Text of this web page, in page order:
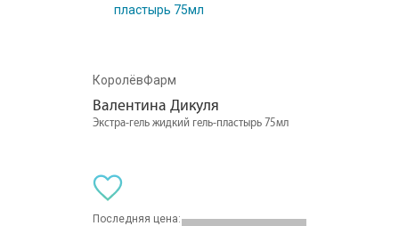
КоролёвФарм
Валентина Дикуля
Экстра-гель жидкий гель-пластырь 75мл
Последняя цена: